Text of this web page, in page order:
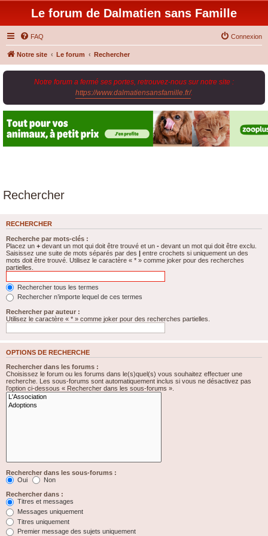
Le forum de Dalmatien sans Famille
FAQ Connexion
Notre site Le forum Rechercher
Notre forum a fermé ses portes, retrouvez-nous sur notre site :
https://www.dalmatiensansfamille.fr/.
Rechercher
RECHERCHER
Recherche par mots-clés :
Placez un + devant un mot qui doit être trouvé et un - devant un mot qui doit être exclu.
Saisissez une suite de mots séparés par des | entre crochets si uniquement un des
mots doit être trouvé. Utilisez le caractère « * » comme joker pour des recherches
partielles.
Rechercher tous les termes
Rechercher n’importe lequel de ces termes
Rechercher par auteur :
Utilisez le caractère « * » comme joker pour des recherches partielles.
OPTIONS DE RECHERCHE
Rechercher dans les forums :
Choisissez le forum ou les forums dans le(s)quel(s) vous souhaitez effectuer une
recherche. Les sous-forums sont automatiquement inclus si vous ne désactivez pas
l’option ci-dessous « Rechercher dans les sous-forums ».
Rechercher dans les sous-forums :
Oui
Non
Rechercher dans :
Titres et messages
Messages uniquement
Titres uniquement
Premier message des sujets uniquement